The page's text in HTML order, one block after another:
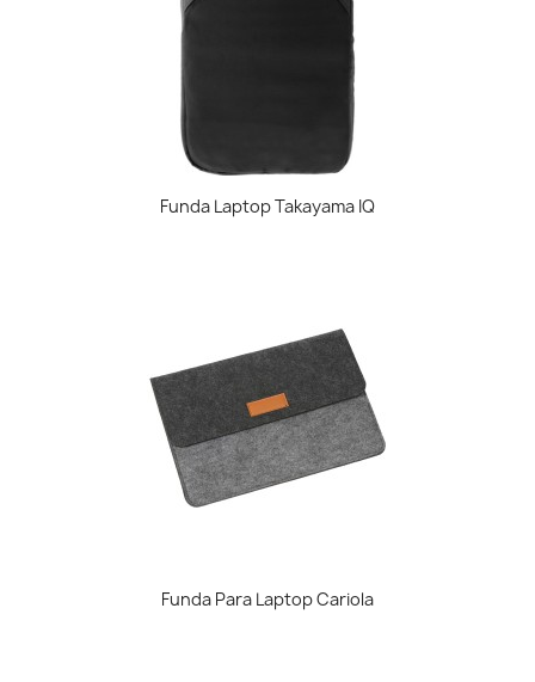
Funda Laptop Takayama IQ
Funda Para Laptop Cariola